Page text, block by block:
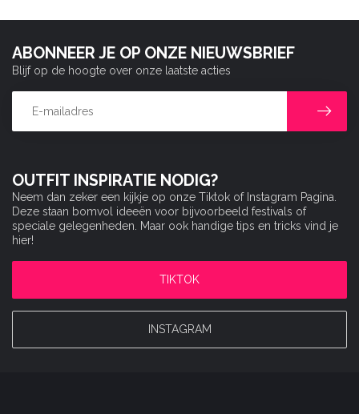
OUTFIT INSPIRATIE NODIG?
Neem dan zeker een kijkje op onze Tiktok of Instagram Pagina.
Deze staan bomvol ideeën voor bijvoorbeeld festivals of
speciale gelegenheden. Maar ook handige tips en tricks vind je
hier!
TIKTOK
INSTAGRAM
ABONNEER JE OP ONZE NIEUWSBRIEF
Blijf op de hoogte over onze laatste acties